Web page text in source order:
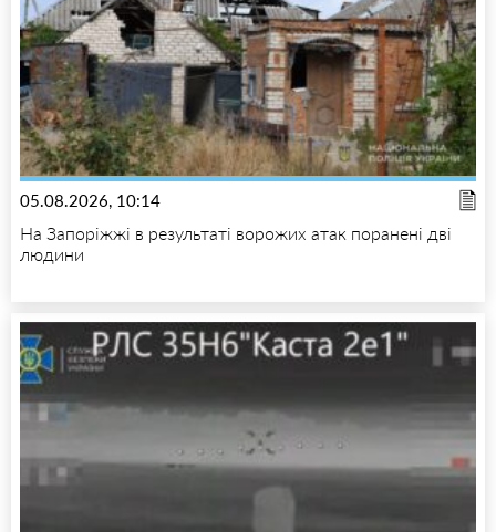
05.08.2026, 10:14
На Запоріжжі в результаті ворожих атак поранені дві
людини